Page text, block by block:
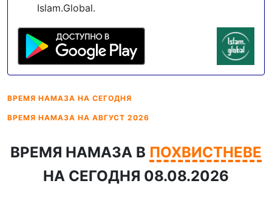
Islam.Global.
ВРЕМЯ НАМАЗА НА СЕГОДНЯ
ВРЕМЯ НАМАЗА НА АВГУСТ 2026
ВРЕМЯ НАМАЗА В ПОХВИСТНЕВЕ
НА СЕГОДНЯ 08.08.2026